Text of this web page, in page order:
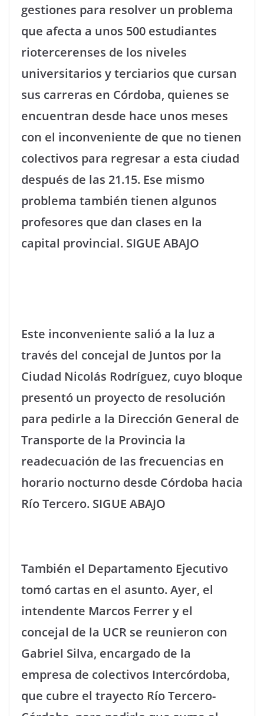
gestiones para resolver un problema
que afecta a unos 500 estudiantes
riotercerenses de los niveles
universitarios y terciarios que cursan
sus carreras en Córdoba, quienes se
encuentran desde hace unos meses
con el inconveniente de que no tienen
colectivos para regresar a esta ciudad
después de las 21.15. Ese mismo
problema también tienen algunos
profesores que dan clases en la
capital provincial. SIGUE ABAJO
Este inconveniente salió a la luz a
través del concejal de Juntos por la
Ciudad Nicolás Rodríguez, cuyo bloque
presentó un proyecto de resolución
para pedirle a la Dirección General de
Transporte de la Provincia la
readecuación de las frecuencias en
horario nocturno desde Córdoba hacia
Río Tercero. SIGUE ABAJO
También el Departamento Ejecutivo
tomó cartas en el asunto. Ayer, el
intendente Marcos Ferrer y el
concejal de la UCR se reunieron con
Gabriel Silva, encargado de la
empresa de colectivos Intercórdoba,
que cubre el trayecto Río Tercero-